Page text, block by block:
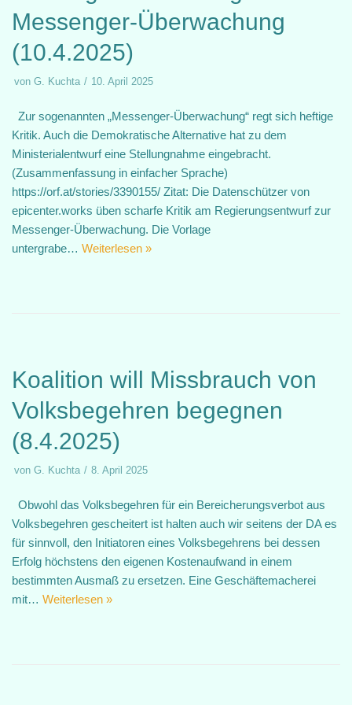
Messenger-Überwachung
(10.4.2025)
von G. Kuchta 10. April 2025
Zur sogenannten „Messenger-Überwachung“ regt sich heftige
Kritik. Auch die Demokratische Alternative hat zu dem
Ministerialentwurf eine Stellungnahme eingebracht.
(Zusammenfassung in einfacher Sprache)
https://orf.at/stories/3390155/ Zitat: Die Datenschützer von
epicenter.works üben scharfe Kritik am Regierungsentwurf zur
Messenger-Überwachung. Die Vorlage
untergrabe… Weiterlesen »
Koalition will Missbrauch von
Volksbegehren begegnen
(8.4.2025)
von G. Kuchta 8. April 2025
Obwohl das Volksbegehren für ein Bereicherungsverbot aus
Volksbegehren gescheitert ist halten auch wir seitens der DA es
für sinnvoll, den Initiatoren eines Volksbegehrens bei dessen
Erfolg höchstens den eigenen Kostenaufwand in einem
bestimmten Ausmaß zu ersetzen. Eine Geschäftemacherei
mit… Weiterlesen »